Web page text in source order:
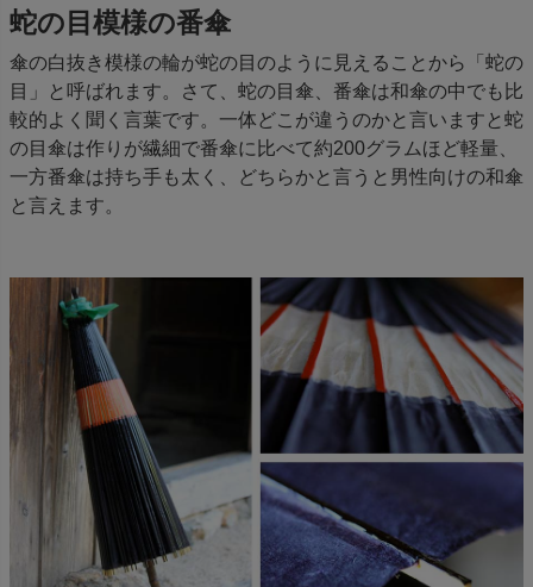
蛇の目模様の番傘
傘の白抜き模様の輪が蛇の目のように見えることから「蛇の
目」と呼ばれます。さて、蛇の目傘、番傘は和傘の中でも比
較的よく聞く言葉です。一体どこが違うのかと言いますと蛇
の目傘は作りが繊細で番傘に比べて約200グラムほど軽量、
一方番傘は持ち手も太く、どちらかと言うと男性向けの和傘
と言えます。